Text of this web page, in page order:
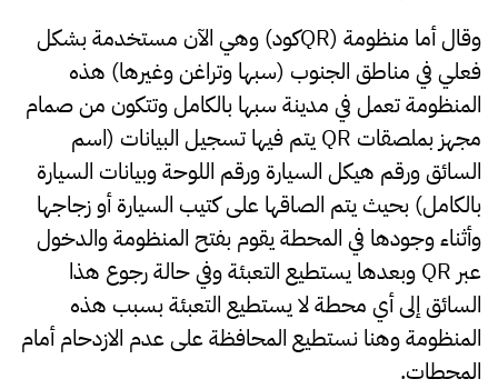
وقال أما منظومة (QRكود) وهي الآن مستخدمة بشكل
فعلي في مناطق الجنوب (سبها وتراغن وغيرها) هذه
المنظومة تعمل في مدينة سبها بالكامل وتتكون من صمام
مجهز بملصقات QR يتم فيها تسجيل البيانات (اسم
السائق ورقم هيكل السيارة ورقم اللوحة وبيانات السيارة
بالكامل) بحيث يتم الصاقها على كتيب السيارة أو زجاجها
وأثناء وجودها في المحطة يقوم بفتح المنظومة والدخول
عبر QR وبعدها يستطيع التعبئة وفي حالة رجوع هذا
السائق إلى أي محطة لا يستطيع التعبئة بسبب هذه
المنظومة وهنا نستطيع المحافظة على عدم الازدحام أمام
المحطات.